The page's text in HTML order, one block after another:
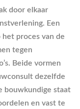
door elkaar
Een
proces van de
tegen
Beide vormen
dezelfde
bouwkundige staat
en vast te